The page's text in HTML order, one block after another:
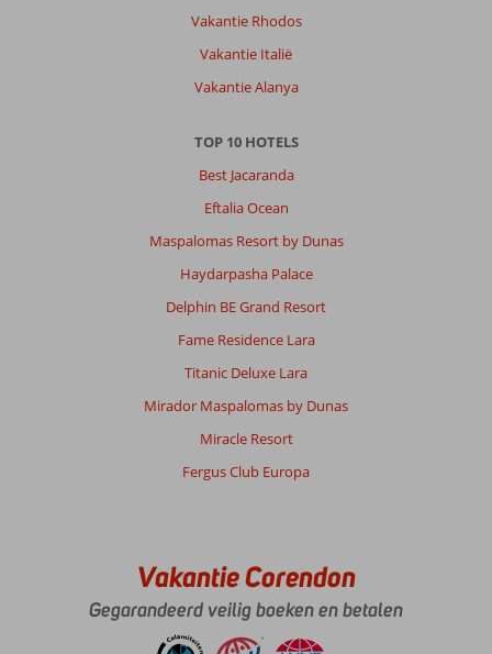
Vakantie Rhodos
Vakantie Italië
Vakantie Alanya
TOP 10 HOTELS
Best Jacaranda
Eftalia Ocean
Maspalomas Resort by Dunas
Haydarpasha Palace
Delphin BE Grand Resort
Fame Residence Lara
Titanic Deluxe Lara
Mirador Maspalomas by Dunas
Miracle Resort
Fergus Club Europa
Vakantie Corendon
Gegarandeerd veilig boeken en betalen